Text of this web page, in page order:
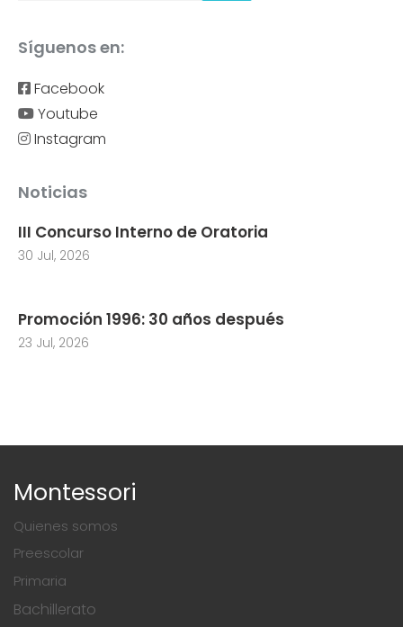
Síguenos en:
Facebook
Youtube
Instagram
Noticias
III Concurso Interno de Oratoria
30 Jul, 2026
Promoción 1996: 30 años después
23 Jul, 2026
Montessori
Quienes somos
Preescolar
Primaria
Bachillerato